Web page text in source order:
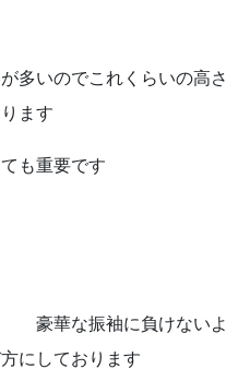
多いのでこれくらいの高さ
ます
も重要です
豪華な振袖に負けないよ
方にしております